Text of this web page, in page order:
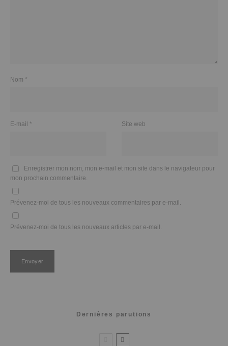
Nom *
E-mail * Site web
Enregistrer mon nom, mon e-mail et mon site dans le navigateur pour
mon prochain commentaire.
Prévenez-moi de tous les nouveaux commentaires par e-mail.
Prévenez-moi de tous les nouveaux articles par e-mail.
Dernières parutions